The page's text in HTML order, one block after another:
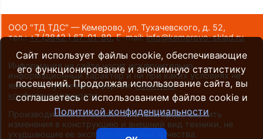
ООО "ТД ТДС" — Кемерово, ул. Тухачевского, д. 52,
тел.:+7 (3842 ) 67-01-80,E-mail:info@kemerovo-sklad.ru
Информация на сайте носит исключительно
информационный характер и ни при каких условиях не
является публичной офертой.Политика
конфиденциальности.
Производители оставляют за собой право вносить
изменения в конструкцию и внешний вид техники, не
ухудшающие ее эксплуатационные качества.
Сайт использует файлы cookie, обеспечивающие
его функционирование и анонимную статистику
посещений. Продолжая использование сайта, вы
соглашаетесь с использованием файлов cookie и
Политикой конфиденциальности